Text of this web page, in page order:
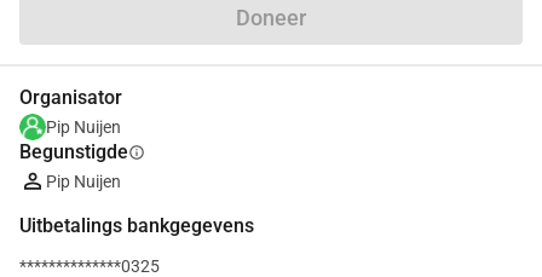
Doneer
Organisator
Pip Nuijen
Begunstigdeinfo
Pip Nuijen
Uitbetalings bankgegevens
**************0325